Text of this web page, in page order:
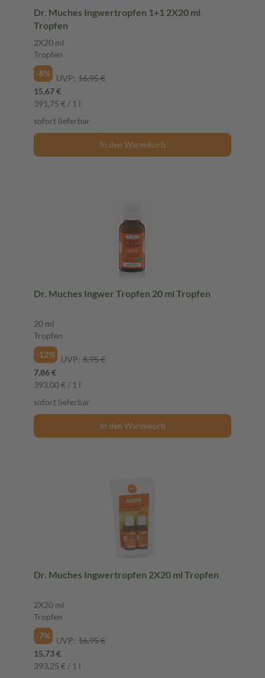
Dr. Muches Ingwertropfen 1+1 2X20 ml
Tropfen
2X20 ml
Tropfen
-8%
UVP: 16,95 €
15,67 €
391,75 € / 1 l
sofort lieferbar
In den Warenkorb
Dr. Muches Ingwer Tropfen 20 ml Tropfen
20 ml
Tropfen
-12%
UVP: 8,95 €
7,86 €
393,00 € / 1 l
sofort lieferbar
In den Warenkorb
Dr. Muches Ingwertropfen 2X20 ml Tropfen
2X20 ml
Tropfen
-7%
UVP: 16,95 €
15,73 €
393,25 € / 1 l